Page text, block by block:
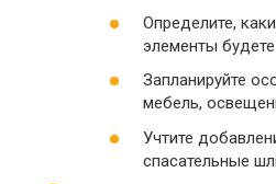
Определите,
элементы
Запланируйте
мебель,
Учтите
спасательные